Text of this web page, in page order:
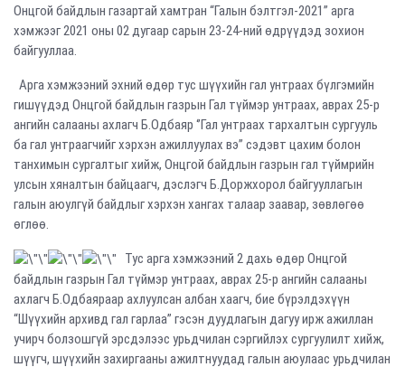
Онцгой байдлын газартай хамтран “Галын бэлтгэл-2021” арга
хэмжээг 2021 оны 02 дугаар сарын 23-24-ний өдрүүдэд зохион
байгууллаа.
Арга хэмжээний эхний өдөр тус шүүхийн гал унтраах бүлгэмийн
гишүүдэд Онцгой байдлын газрын Гал түймэр унтраах, аврах 25-р
ангийн салааны ахлагч Б.Одбаяр ‘’Гал унтраах тархалтын сургууль
ба гал унтраагчийг хэрхэн ажиллуулах вэ’’ сэдэвт цахим болон
танхимын сургалтыг хийж, Онцгой байдлын газрын гал түймрийн
улсын хяналтын байцаагч, дэслэгч Б.Доржхорол байгууллагын
галын аюулгүй байдлыг хэрхэн хангах талаар заавар, зөвлөгөө
өглөө.
Тус арга хэмжээний 2 дахь өдөр Онцгой
байдлын газрын Гал түймэр унтраах, аврах 25-р ангийн салааны
ахлагч Б.Одбаяраар ахлуулсан албан хаагч, бие бүрэлдэхүүн
“Шүүхийн архивд гал гарлаа” гэсэн дуудлагын дагуу ирж ажиллан
учирч болзошгүй эрсдэлээс урьдчилан сэргийлэх сургуулилт хийж,
шүүгч, шүүхийн захиргааны ажилтнуудад галын аюулаас урьдчилан